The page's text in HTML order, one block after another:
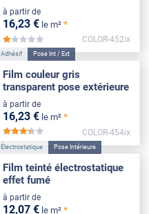
à partir de
16,23 € le m² *
*****
COLOR-452ix
Adhésif Pose Int / Ext
Film couleur gris
transparent pose extérieure
à partir de
16,23 € le m² *
*****
COLOR-454ix
Électrostatique Pose Intérieure
Film teinté électrostatique
effet fumé
à partir de
12,07 € le m² *